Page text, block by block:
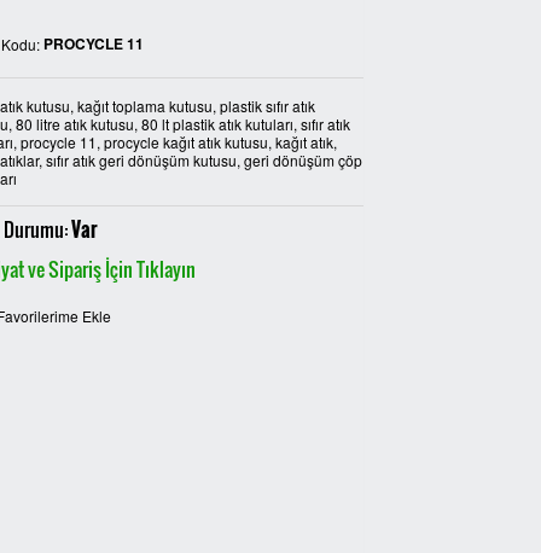
PROCYCLE 11
kutusu, kağıt toplama kutusu, plastik sıfır atık
80 litre atık kutusu, 80 lt plastik atık kutuları, sıfır atık
procycle 11, procycle kağıt atık kutusu, kağıt atık,
sıfır atık geri dönüşüm kutusu, geri dönüşüm çöp
Var
ve Sipariş İçin Tıklayın
Ekle